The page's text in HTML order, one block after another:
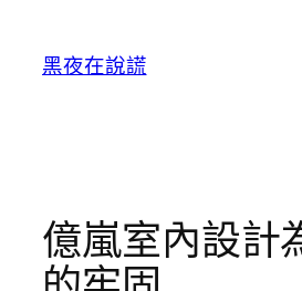
黑夜在說謊
億嵐室內設計